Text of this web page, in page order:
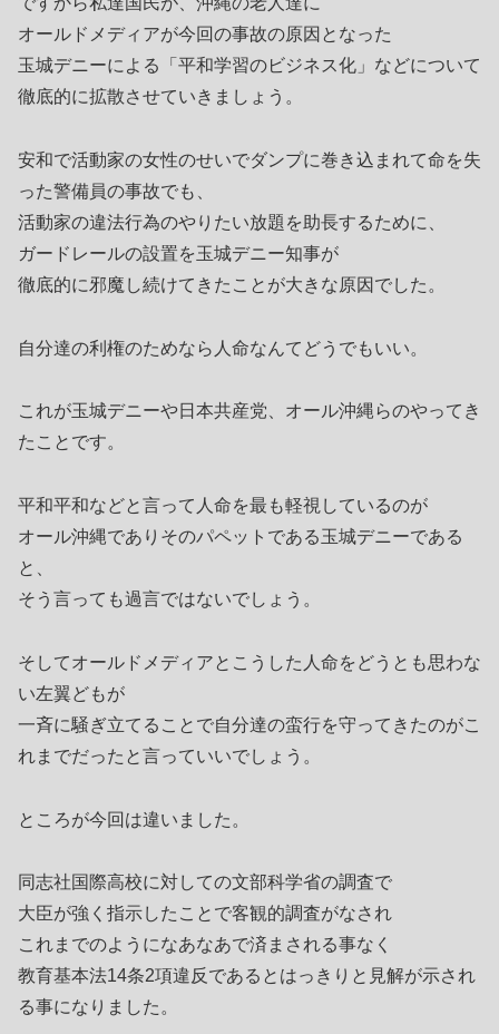
オールドメディアが今回の事故の原因となった
玉城デニーによる「平和学習のビジネス化」などについて
徹底的に拡散させていきましょう。
安和で活動家の女性のせいでダンプに巻き込まれて命を失
った警備員の事故でも、
活動家の違法行為のやりたい放題を助長するために、
ガードレールの設置を玉城デニー知事が
徹底的に邪魔し続けてきたことが大きな原因でした。
自分達の利権のためなら人命なんてどうでもいい。
これが玉城デニーや日本共産党、オール沖縄らのやってき
たことです。
平和平和などと言って人命を最も軽視しているのが
オール沖縄でありそのパペットである玉城デニーである
と、
そう言っても過言ではないでしょう。
そしてオールドメディアとこうした人命をどうとも思わな
い左翼どもが
一斉に騒ぎ立てることで自分達の蛮行を守ってきたのがこ
れまでだったと言っていいでしょう。
ところが今回は違いました。
同志社国際高校に対しての文部科学省の調査で
大臣が強く指示したことで客観的調査がなされ
これまでのようになあなあで済まされる事なく
教育基本法14条2項違反であるとはっきりと見解が示され
る事になりました。